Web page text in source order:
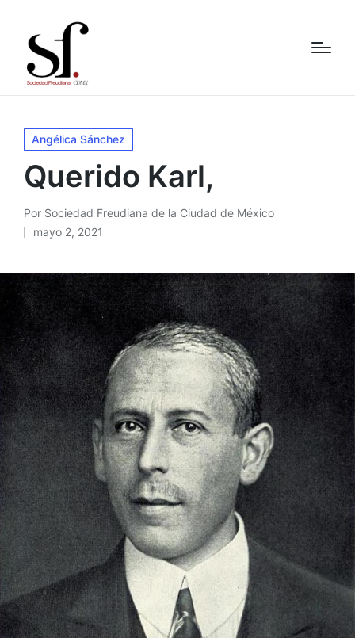
Publicado
en
Angélica Sánchez
Querido Karl,
Publicado
por
Por Sociedad Freudiana de la Ciudad de México
mayo 2, 2021